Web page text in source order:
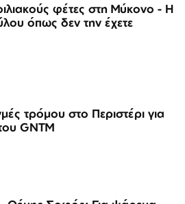
φέτες στη Μύκονο - Η
όπως δεν την έχετε
τρόμου στο Περιστέρι για
GNTM